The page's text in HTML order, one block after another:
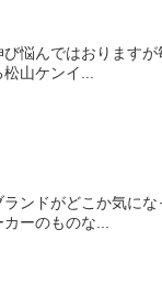
悩んではおります
山ケンイ...
ンドがどこか気に
ーのものな...